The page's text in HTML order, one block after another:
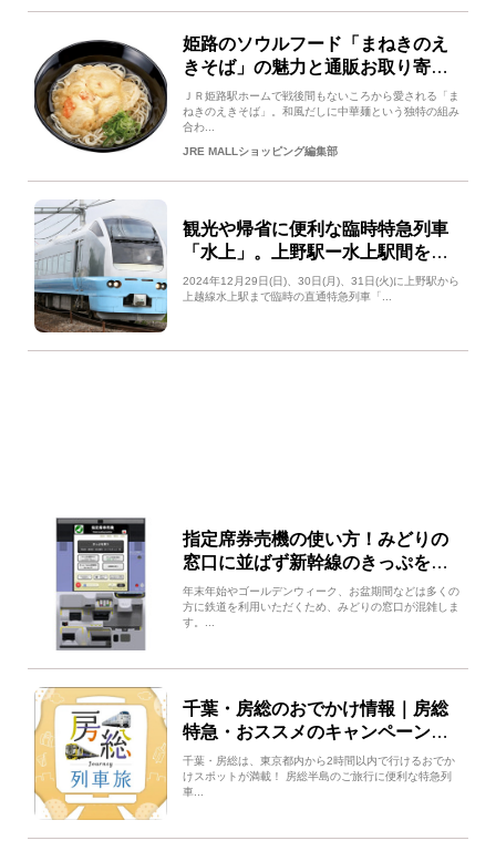
姫路のソウルフード「まねきのえ
きそば」の魅力と通販お取り寄せ
でも購入できる方法をご紹介！
ＪＲ姫路駅ホームで戦後間もないころから愛される「ま
ねきのえきそば」。和風だしに中華麺という独特の組み
合わ...
JRE MALLショッピング編集部
観光や帰省に便利な臨時特急列車
「水上」。上野駅ー水上駅間を運
転
2024年12月29日(日)、30日(月)、31日(火)に上野駅から
上越線水上駅まで臨時の直通特急列車「...
指定席券売機の使い方！みどりの
窓口に並ばず新幹線のきっぷを買
える
年末年始やゴールデンウィーク、お盆期間などは多くの
方に鉄道を利用いただくため、みどりの窓口が混雑しま
す。...
千葉・房総のおでかけ情報｜房総
特急・おススメのキャンペーン紹
介
千葉・房総は、東京都内から2時間以内で行けるおでか
けスポットが満載！ 房総半島のご旅行に便利な特急列
車...